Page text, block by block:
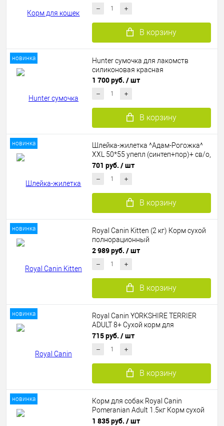
В корзину
новинка
Hunter сумочка для лакомств
силиконовая красная
1 700 руб. / шт
В корзину
новинка
Шлейка-жилетка ^Адам-Рогожка^
XXL 50*55 упепл (синтеп+пор)+ св/о,
беж Дарэлл
701 руб. / шт
В корзину
новинка
Royal Canin Kitten (2 кг) Корм сухой
полнорационный
сбалансированный для кошек -
до 12 месяцев
2 989 руб. / шт
В корзину
новинка
Royal Canin YORKSHIRE TERRIER
ADULT 8+ Сухой корм для
стареющих собак породы
715 руб. / шт
В корзину
новинка
Корм для собак Royal Canin
Pomeranian Adult 1.5кг Корм сухой
для взрослых собак породы
1 835 руб. / шт